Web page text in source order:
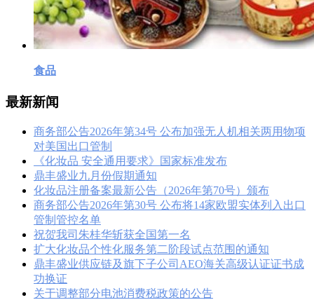
食品
最新新闻
商务部公告2026年第34号 公布加强无人机相关两用物项
对美国出口管制
《化妆品 安全通用要求》国家标准发布
鼎丰盛业九月份假期通知
化妆品注册备案最新公告（2026年第70号）颁布
商务部公告2026年第30号 公布将14家欧盟实体列入出口
管制管控名单
祝贺我司朱桂华斩获全国第一名
扩大化妆品个性化服务第二阶段试点范围的通知
鼎丰盛业供应链及旗下子公司AEO海关高级认证证书成
功换证
关于调整部分电池消费税政策的公告